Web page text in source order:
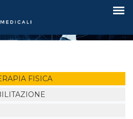
US +
FISICA